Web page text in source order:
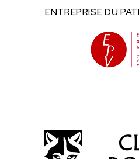
ENTREPRISE DU